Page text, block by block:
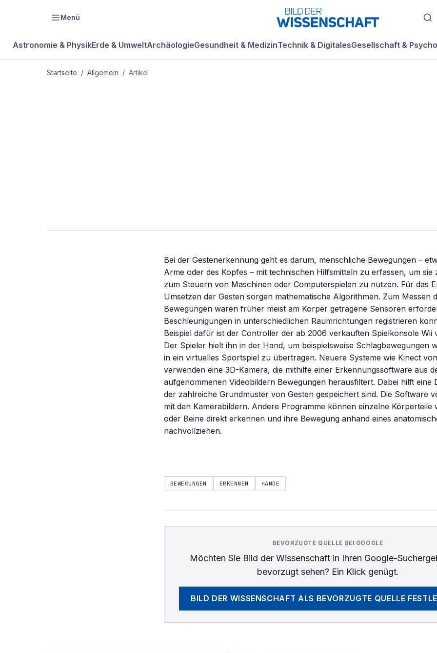
Menü
Astronomie & PhysikErde & UmweltArchäologieGesundheit & MedizinTechnik & DigitalesGesellschaft &
Startseite / Allgemein / Artikel
Bei der Gestenerkennung geht es darum, menschliche Bewegungen –
Arme oder des Kopfes – mit technischen Hilfsmitteln zu erfassen, um sie
zum Steuern von Maschinen oder Computerspielen zu nutzen. Für das
Umsetzen der Gesten sorgen mathematische Algorithmen. Zum Messen
Bewegungen waren früher meist am Körper getragene Sensoren
Beschleunigungen in unterschiedlichen Raumrichtungen registrieren
Beispiel dafür ist der Controller der ab 2006 verkauften Spielkonsole Wii
Der Spieler hielt ihn in der Hand, um beispielsweise Schlagbewegungen
in ein virtuelles Sportspiel zu übertragen. Neuere Systeme wie Kinect
verwenden eine 3D-Kamera, die mithilfe einer Erkennungssoftware aus
aufgenommenen Videobildern Bewegungen herausfiltert. Dabei hilft eine
der zahlreiche Grundmuster von Gesten gespeichert sind. Die Software
mit den Kamerabildern. Andere Programme können einzelne Körperteile
oder Beine direkt erkennen und ihre Bewegung anhand eines
nachvollziehen.
BEWEGUNGEN ERKENNEN HÄNDE
BEVORZUGTE QUELLE BEI GOOGLE
Möchten Sie Bild der Wissenschaftin Ihren Google-
bevorzugt sehen? Ein Klick genügt.
BILD DER WISSENSCHAFT ALS BEVORZUGTE QUELLE